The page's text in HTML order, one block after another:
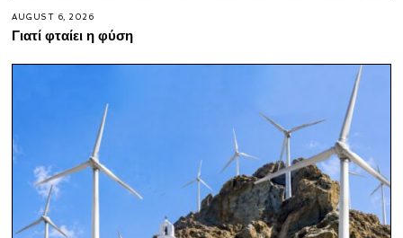
AUGUST 6, 2026
Γιατί φταίει η φύση